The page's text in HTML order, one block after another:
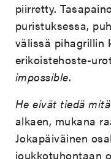
piirretty.
puristuksessa,
välissä
erikoistehoste-
impossible.
He eivät tiedä
alkaen, mukana
Jokapäiväinen
joukkotuhontaan